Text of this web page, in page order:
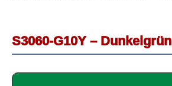
S3060-G10Y – Dunkelgrün